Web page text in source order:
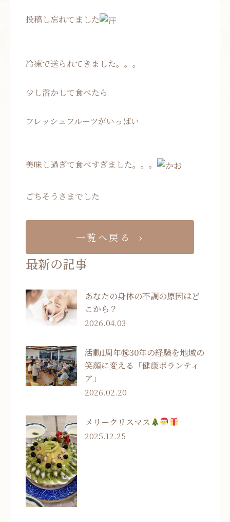
投稿し忘れてました
冷凍で送られてきました。。。
少し溶かして食べたら
フレッシュフルーツがいっぱい
美味し過ぎて食べすぎました。。。
ごちそうさまでした
一覧へ戻る
最新の記事
あなたの身体の不調の原因はど
こから？
2026.04.03
活動1周年㊗30年の経験を地域の
笑顔に変える「健康ボランティ
ア」
2026.02.20
メリークリスマス
2025.12.25